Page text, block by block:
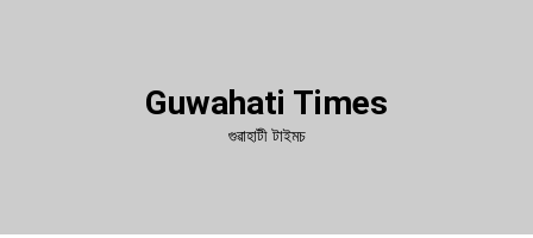
Guwahati Times
গুৱাহাটী টাইমচ